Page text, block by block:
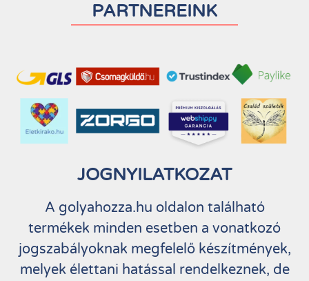
PARTNEREINK
JOGNYILATKOZAT
A golyahozza.hu oldalon található
termékek minden esetben a vonatkozó
jogszabályoknak megfelelő készítmények,
melyek élettani hatással rendelkeznek, de